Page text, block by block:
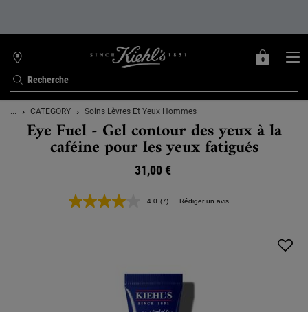
Recherche
TROUVER
UNE
BOUTIQUE
MON
0
0 PRODUIT
Contenu principal
... CATEGORY Soins Lèvres Et Yeux Hommes
Eye Fuel - Gel contour des yeux à la
caféine pour les yeux fatigués
31,00 €
4.0 Lire
même
page.
(7) Rédiger un avis